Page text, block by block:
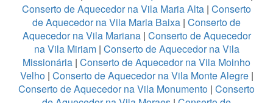
Conserto de Aquecedor na Vila Maria Alta | Conserto
de Aquecedor na Vila Maria Baixa | Conserto de
Aquecedor na Vila Mariana| Conserto de Aquecedor
na Vila Miriam| Conserto de Aquecedor na Vila
Missionária | Conserto de Aquecedor na Vila Moinho
Velho| Conserto de Aquecedor na Vila Monte Alegre|
Conserto de Aquecedor na Vila Monumento | Conserto